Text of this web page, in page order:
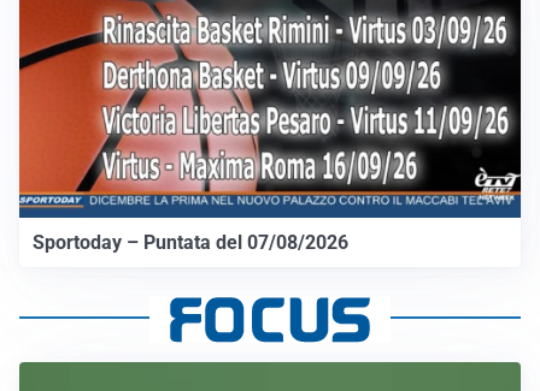
Sportoday – Puntata del 07/08/2026